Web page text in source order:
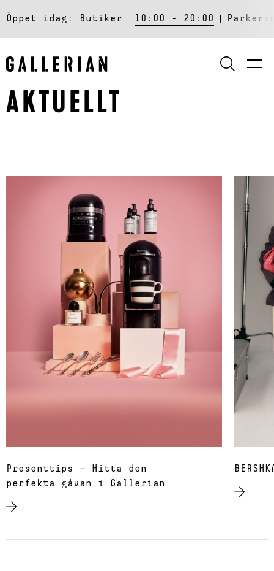
Öppet idag: Butiker 10:00 - 20:00
AKTUELLT
perfekta gåvan i Gallerian
Presenttips – Hitta den
perfekta gåvan i Gallerian
Read